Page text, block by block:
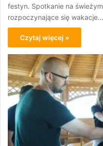
festyn. Spotkanie na
rozpoczynające się
Czytaj więcej »